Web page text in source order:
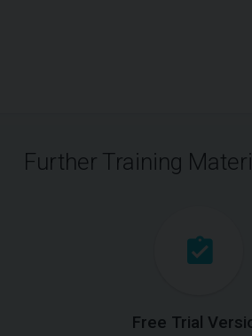
Further Training
Free Trial